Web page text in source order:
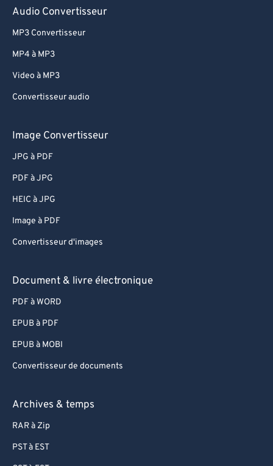
Audio Convertisseur
MP3 Convertisseur
MP4 à MP3
Video à MP3
Convertisseur audio
Image Convertisseur
JPG à PDF
PDF à JPG
HEIC à JPG
Image à PDF
Convertisseur d'images
Document & livre électronique
PDF à WORD
EPUB à PDF
EPUB à MOBI
Convertisseur de documents
Archives & temps
RAR à Zip
PST à EST